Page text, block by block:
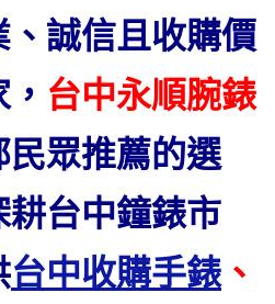
誠信且收購價
台中永順腕錶
眾推薦的選
台中鐘錶市
台中收購手錶、